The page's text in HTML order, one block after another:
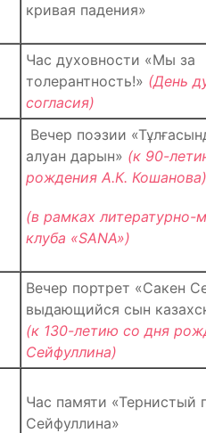
кривая падения»
Час духовности «Мы за
толерантность!» (День
согласия)
Вечер поэзии
алуан дарын» (к 90-
рождения А.К. Кошанова)
(в рамках литературно-
клуба «SANA»)
Вечер портрет «Сакен
выдающийся сын
(к 130-летию со дня
Сейфуллина)
Час памяти «Тернистый
Сейфуллина»